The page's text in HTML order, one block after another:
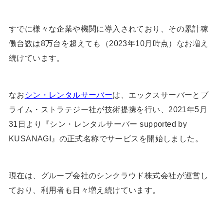
すでに様々な企業や機関に導入されており、その累計稼
働台数は8万台を超えても（2023年10月時点）なお増え
続けています。
なお シン・レンタルサーバーは、エックスサーバーとプ
ライム・ストラテジー社が技術提携を行い、2021年5月
31日より『シン・レンタルサーバー supported by
KUSANAGI』の正式名称でサービスを開始しました。
現在は、グループ会社のシンクラウド株式会社が運営し
ており、利用者も日々増え続けています。